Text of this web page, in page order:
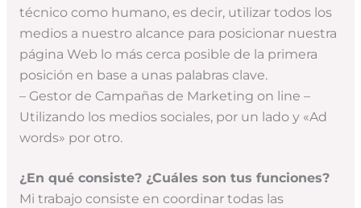
técnico como humano, es decir, utilizar todos los
medios a nuestro alcance para posicionar nuestra
página Web lo más cerca posible de la primera
posición en base a unas palabras clave.
– Gestor de Campañas de Marketing on line –
Utilizando los medios sociales, por un lado y «Ad
words» por otro.
¿En qué consiste? ¿Cuáles son tus funciones?
Mi trabajo consiste en coordinar todas las